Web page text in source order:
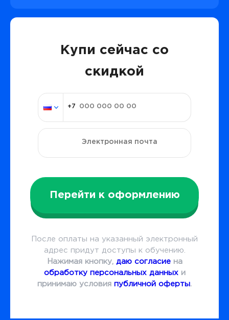
Купи сейчас со
скидкой
Перейти к оформлению
После оплаты на указанный электронный
адрес придут доступы к обучению.
Нажимая кнопку, даю согласиена
обработку персональных данныхи
принимаю условия публичной оферты.